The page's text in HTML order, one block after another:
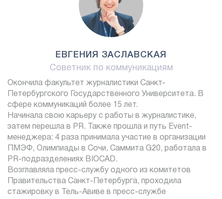
ЕВГЕНИЯ ЗАСЛАВСКАЯ
Советник по коммуникациям
Окончила факультет журналистики Санкт-
Петербургского Государственного Университета. В
сфере коммуникаций более 15 лет.
Начинала свою карьеру с работы в журналистике,
затем перешла в PR. Также прошла и путь Event-
менеджера: 4 раза принимала участие в организации
ПМЭФ, Олимпиады в Сочи, Саммита G20, работала в
PR-подразделениях BIOCAD.
Возглавляла пресс-службу одного из комитетов
Правительства Санкт-Петербурга, проходила
стажировку в Тель-Авиве в пресс-службе